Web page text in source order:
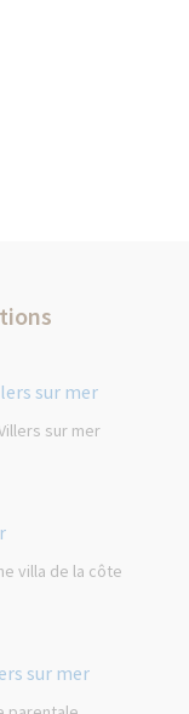
sur mer
villa de la côte